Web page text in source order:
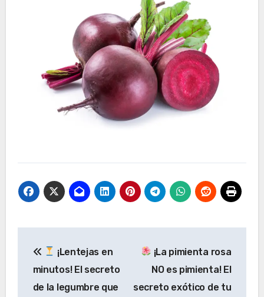
de
entradas
¡Lentejas en
minutos! El secreto
de la legumbre que
¡La pimienta rosa
NO es pimienta! El
secreto exótico de tu